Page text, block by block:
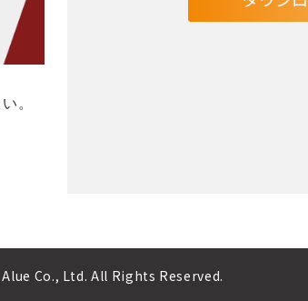
。
Co., Ltd. All Rights Reserved.